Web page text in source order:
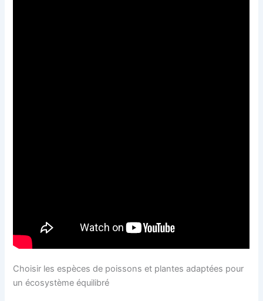
Choisir les espèces de poissons et plantes adaptées pour
un écosystème équilibré